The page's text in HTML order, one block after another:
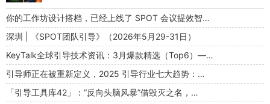
你的工作坊设计搭档，已经上线了 SPOT 会议提效智…
深圳 | 《SPOT团队引导》（2026年5月29-31日）
KeyTalk全球引导技术资讯：3月爆款精选（Top6）—…
引导师正在被重新定义，2025 引导行业七大趋势：…
「引导工具库42」：“反向头脑风暴”借毁灭之名，…